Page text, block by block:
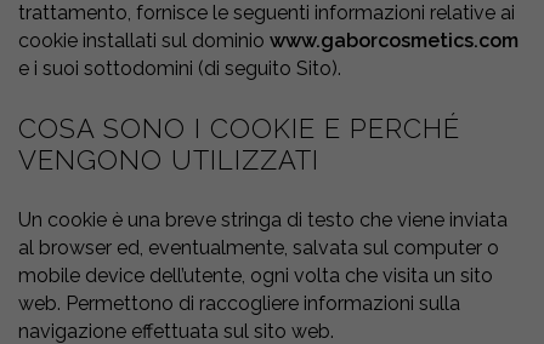
trattamento, fornisce le seguenti informazioni relative ai
cookie installati sul dominio www.gaborcosmetics.com
e i suoi sottodomini (di seguito Sito).
COSA SONO I COOKIE E PERCHÉ
VENGONO UTILIZZATI
Un cookie è una breve stringa di testo che viene inviata
al browser ed, eventualmente, salvata sul computer o
mobile device dell’utente, ogni volta che visita un sito
web. Permettono di raccogliere informazioni sulla
navigazione effettuata sul sito web.